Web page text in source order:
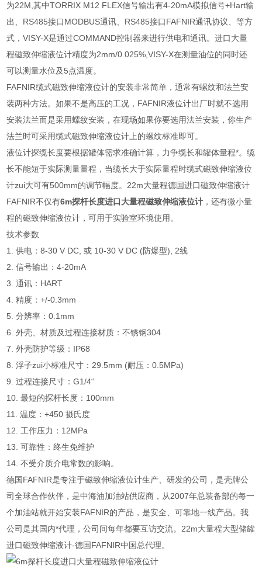
为22M,其中TORRIX M12 FLEX信号输出有4-20mA模拟信号+Hart输
出、RS485接口MODBUS通讯、RS485接口FAFNIR通讯协议、等方
式，VISY-X是通过COMMAND控制器来进行供电和通讯。进口大量
程磁致伸缩液位计精度为2mm/0.025%,VISY-X在测量油位的同时还
可以测量水位及5点温度。
FAFNIR缆式磁致伸缩液位计的安装非常简单，通常有螺纹和法兰安
装两种方法。如果不是高压的工况，FAFNIR液位计出厂时就不选用
安装法兰而是采用螺纹安装，在现场如果你要选用法兰安装，你生产
法兰时可采用缆式磁致伸缩液位计上的螺纹标准即可。
液位计探缆长度要根据罐体需求准确计算，力争缆长和罐体量程*。缆
长不能短于实际测量量程，当缆长大于实际量程时缆式磁致伸缩液位
计zui大可有500mm的调节幅度。22m大量程德国进口磁致伸缩液计
FAFNIR不仅有6m探杆长度进口大量程磁致伸缩液位计 ，还有微小量
程的磁致伸缩液位计，可用于实验室环境使用。
技术参数
1. 供电：8-30 V DC, 或 10-30 V DC (防爆型), 2线
2. 信号输出：4-20mA
3. 通讯：HART
4. 精度：+/-0.3mm
5. 分辨率：0.1mm
6. 外壳、材质及过程连接材质：不锈钢304
7. 外壳防护等级：IP68
8. 浮子zui小标准尺寸：29.5mm (耐压：0.5MPa)
9. 过程连接尺寸：G1/4“
10. 最短的探杆长度：100mm
11. 温度：+450 摄氏度
12. 工作压力：12MPa
13. 可靠性：终生免维护
14. 不受介质介电常数的影响。
德国FAFNIR是专注于磁致伸缩液位计生产、研发的公司，是壳牌公
司全球合作伙伴，是中海油加油站供应商，从2007年总装备部的每一
个加油站就开始安装FAFNIR的产品，是安全、可靠地一线产品。我
公司是其国内*代理，公司间每年都要互访交流。22m大量程大型储罐
进口磁致伸缩液计-德国FAFNIR中国总代理。